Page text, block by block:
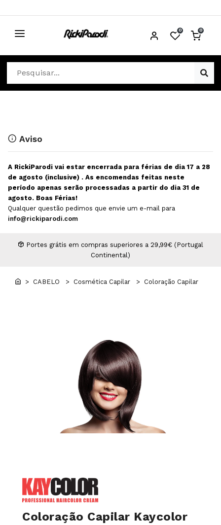
0 0
CABELO
Cosmética Capilar
Equipamentos Elétricos
Escovas e Pente
Extensões
MAN WORLD - Espaço Homem
Professional Wear
Depilação
Descartáveis Estética
Diversos Estética
Equipamentos Depilação
Maquilhagem Profissional
Aviso
A RickiParodi vai estar encerrada para férias de dia 17 a 28
de agosto (inclusive) . As encomendas feitas neste
período apenas serão processadas a partir do dia 31 de
agosto. Boas Férias!
Qualquer questão pedimos que envie um e-mail para
info@rickiparodi.com
Portes grátis em compras superiores a 29,99€ (Portugal
Continental)
> CABELO > Cosmética Capilar > Coloração Capilar
Coloração Capilar Kaycolor